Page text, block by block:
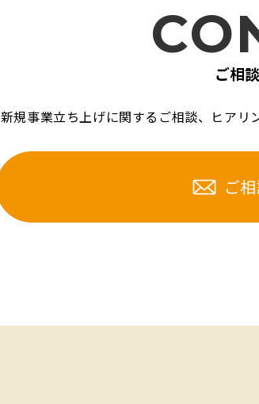
ご相
新規事業立ち上げに関するご相談、 ヒアリ
ご